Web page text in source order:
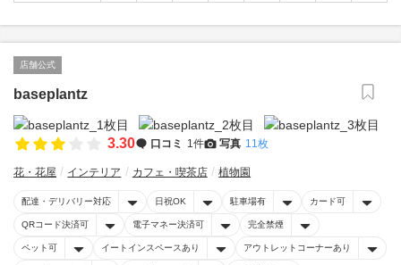
店舗公式
baseplantz
3.30 口コミ 1件 写真 11枚
花・花屋 インテリア カフェ・喫茶店 植物園
配達・デリバリー対応 日祝OK 駐車場有 カード可
QRコード決済可 電子マネー決済可 完全禁煙
ペット可 イートインスペースあり アウトレットコーナーあり